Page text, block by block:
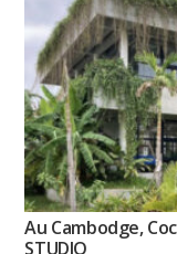
Au Cambodge,
STUDIO